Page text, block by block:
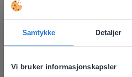
Samtykke Detaljer
Vi bruker informasjonskapsler